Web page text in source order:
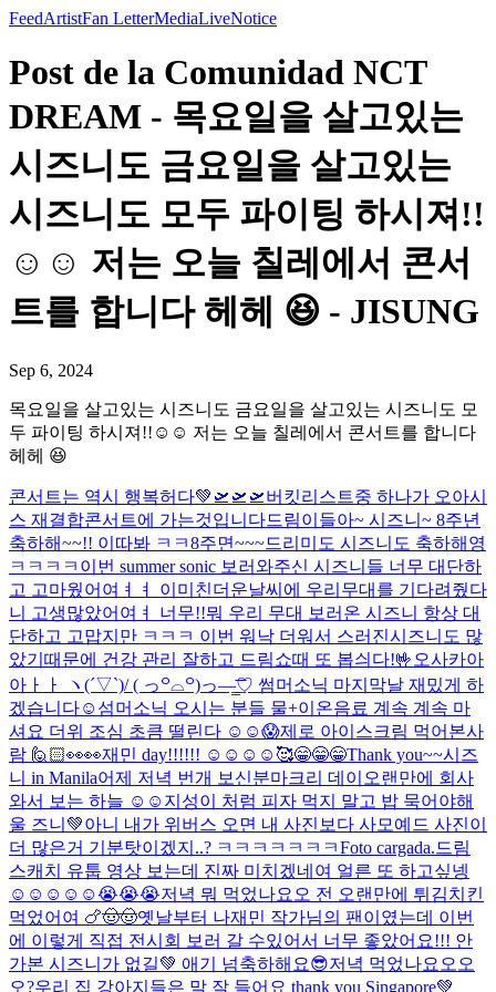
FeedArtistFan LetterMediaLiveNotice
Post de la Comunidad NCT
DREAM - 목요일을 살고있는
시즈니도 금요일을 살고있는
시즈니도 모두 파이팅 하시져!!
☺️☺️ 저는 오늘 칠레에서 콘서
트를 합니다 헤헤 😆 - JISUNG
Sep 6, 2024
목요일을 살고있는 시즈니도 금요일을 살고있는 시즈니도 모
두 파이팅 하시져!!☺️☺️ 저는 오늘 칠레에서 콘서트를 합니다
헤헤 😆
콘서트는 역시 행복허다💚 🛫🛫🛫버킷리스트중 하나가 오아시
스 재결합콘서트에 가는것입니다드림이들아~ 시즈니~ 8주년
축하해~~!! 이따봐 ㅋㅋ8주면~~~드리미도 시즈니도 축하해영
ㅋㅋㅋㅋ 이번 summer sonic 보러와주신 시즈니들 너무 대단하
고 고마웠어여ㅕㅕ 이미친더운날씨에 우리무대를 기다려줬다
니 고생많았어여ㅕ 너무!!뭐 우리 무대 보러온 시즈니 항상 대
단하고 고맙지만 ㅋㅋㅋ 이번 워낙 더워서 스러진시즈니도 많
았기때문에 건강 관리 잘하고 드림쇼때 또 봅싀다!🤟 오사카아
아ㅏㅏ ヽ(´▽`)/ ( っ꒪⌓꒪)っ—̳͟͞͞♡ 썸머소닉 마지막날 재밌게 하
겠습니다☺️ 섬머소닉 오시는 분들 물+이온음료 계속 계속 마
셔요 더위 조심 초큼 떨린다 ☺️☺️😱제로 아이스크림 먹어본사
람 🙋🏻👀👀재민 day!!!!!! ☺️☺️☺️☺️ 🥰😁😁😁Thank you~~시즈
니 in Manila어제 저녁 번개 보신분마크리 데이 오랜만에 회사
와서 보는 하늘 ☺️☺️ 지성이 처럼 피자 먹지 말고 밥 묵어야해
울 즈니💚아니 내가 위버스 오면 내 사진보다 사모예드 사진이
더 많은거 기분탓이겠지..? ㅋㅋㅋㅋㅋㅋㅋFoto cargada.드림
스캐치 유툽 영상 보는데 진짜 미치겠네여 얼른 또 하고싶넹
☺️☺️☺️☺️☺️😭😭😭저녁 뭐 먹었나요오 전 오랜만에 튀김치킨
먹었어여 🍗🤠🤠옛날부터 나재민 작가님의 팬이였는데 이번
에 이렇게 직접 전시회 보러 갈 수있어서 너무 좋았어요!!! 안
가본 시즈니가 없길💚 애기 넘축하해요😎저녁 먹었나요오오
오?우리 집 강아지들은 말 잘 들어요 thank you Singapore💚